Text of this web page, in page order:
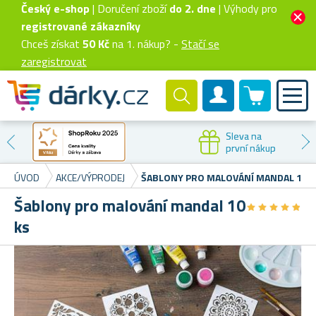
Český e-shop| Doručení zbožído 2. dne | Výhody pro
registrované zákazníky
Chceš získat 50 Kčna 1. nákup? - Stačí se
zaregistrovat
Zákaznický účet
0 produktů
Sleva na
první nákup
ÚVOD AKCE/VÝPRODEJ ŠABLONY PRO MALOVÁNÍ MANDAL 10
Šablony pro malování mandal 10
ks
★★★★★
★★★★★